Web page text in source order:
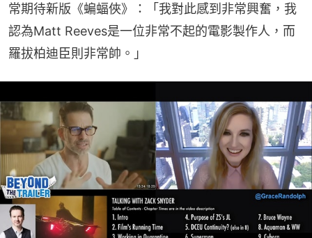
常期待新版《蝙蝠俠》：「我對此感到非常興奮，我
認為Matt Reeves是一位非常不起的電影製作人，而
羅拔柏迪臣則非常帥。」